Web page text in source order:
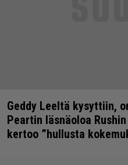
Geddy Leeltä kysyttiin,
Peartin läsnäoloa
kertoo ”hullusta